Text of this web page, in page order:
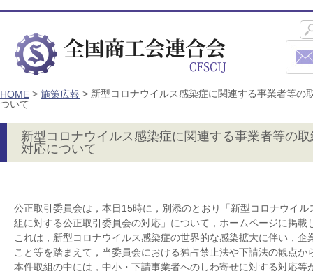
HOME > 施策広報 > 新型コロナウイルス感染症に関連する事業者等の
ついて
新型コロナウイルス感染症に関連する事業者等の
対応について
公正取引委員会は，本日15時に，別添のとおり「新型コロナウイ
組に対する公正取引委員会の対応」について，ホームページに掲載
これは，新型コロナウイルス感染症の世界的な感染拡大に伴い，
こと等を踏まえて，当委員会における独占禁止法や下請法の観点か
本件取組の中には，中小・下請事業者へのしわ寄せに対する対応等